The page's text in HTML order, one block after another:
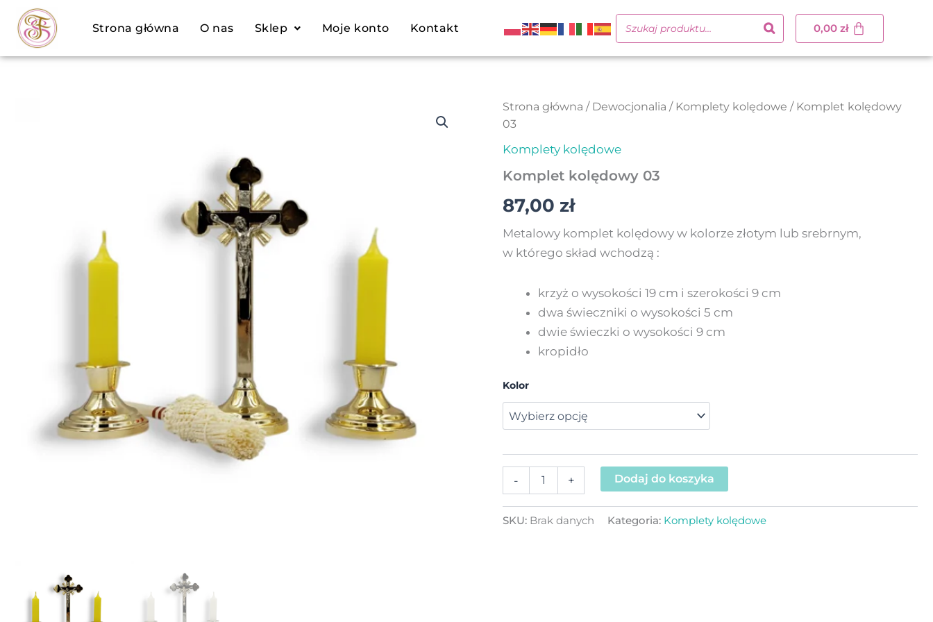
Przejdź
treści
Strona główna O nas Sklep Moje konto Kontakt 0,00zł
Strona główna / Dewocjonalia / Komplety kolędowe / Komplet kolędowy
03
Komplety kolędowe
Komplet kolędowy 03
87,00 zł
Metalowy komplet kolędowy w kolorze złotym lub srebrnym,
w którego skład wchodzą :
krzyż o wysokości 19 cm i szerokości 9 cm
dwa świeczniki o wysokości 5 cm
dwie świeczki o wysokości 9 cm
kropidło
Kolor
-
ilość
Komplet
kolędowy
03
+ Dodaj do koszyka
SKU: Brak danych Kategoria: Komplety kolędowe